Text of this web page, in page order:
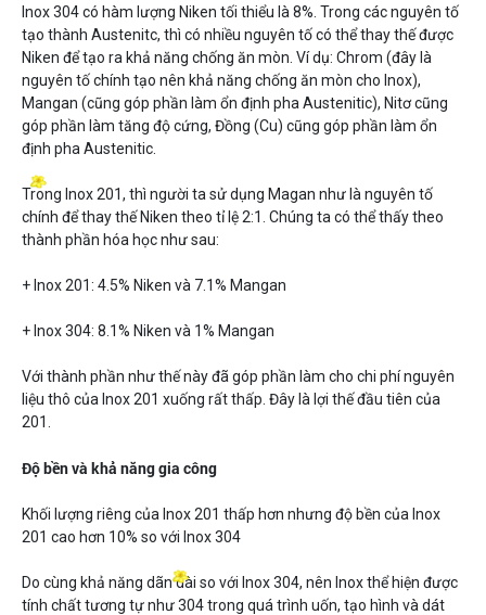
Inox 304 có hàm lượng Niken tối thiểu là 8%. Trong các nguyên tố
tạo thành Austenitc, thì có nhiều nguyên tố có thể thay thế được
Niken để tạo ra khả năng chống ăn mòn. Ví dụ: Chrom (đây là
nguyên tố chính tạo nên khả năng chống ăn mòn cho Inox),
Mangan (cũng góp phần làm ổn định pha Austenitic), Nitơ cũng
góp phần làm tăng độ cứng, Đồng (Cu) cũng góp phần làm ổn
định pha Austenitic.
Trong Inox 201, thì người ta sử dụng Magan như là nguyên tố
chính để thay thế Niken theo tỉ lệ 2:1. Chúng ta có thể thấy theo
thành phần hóa học như sau:
+ Inox 201: 4.5% Niken và 7.1% Mangan
+ Inox 304: 8.1% Niken và 1% Mangan
Với thành phần như thế này đã góp phần làm cho chi phí nguyên
liệu thô của Inox 201 xuống rất thấp. Đây là lợi thế đầu tiên của
201.
Độ bền và khả năng gia công
Khối lượng riêng của Inox 201 thấp hơn nhưng độ bền của Inox
201 cao hơn 10% so với Inox 304
Do cùng khả năng dãn dài so với Inox 304, nên Inox thể hiện được
tính chất tương tự như 304 trong quá trình uốn, tạo hình và dát